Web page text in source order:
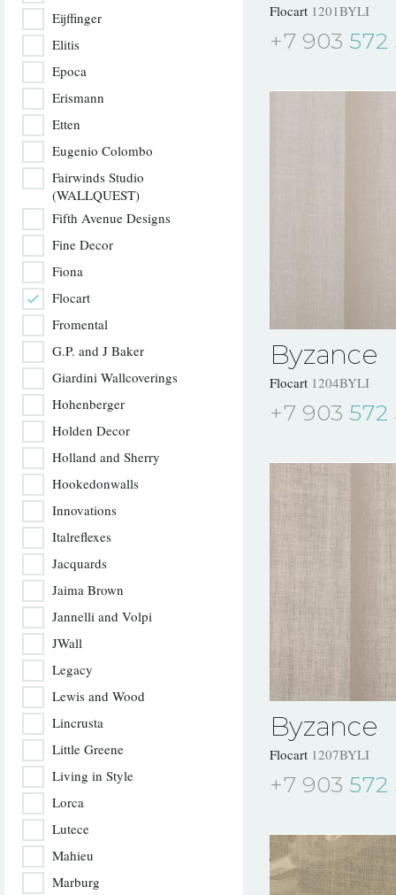
Eijffinger
Elitis
Epoca
Erismann
Etten
Eugenio Colombo
Fairwinds Studio
(WALLQUEST)
Fifth Avenue Designs
Fine Decor
Fiona
Flocart
Fromental
G.P. and J Baker
Giardini Wallcoverings
Hohenberger
Holden Decor
Holland and Sherry
Hookedonwalls
Innovations
Italreflexes
Jacquards
Jaima Brown
Jannelli and Volpi
JWall
Legacy
Lewis and Wood
Lincrusta
Little Greene
Living in Style
Lorca
Lutece
Mahieu
Marburg
Flocart 1201BYLI
+7 903 572
Byzance
Flocart 1204BYLI
+7 903 572
Byzance
Flocart 1207BYLI
+7 903 572